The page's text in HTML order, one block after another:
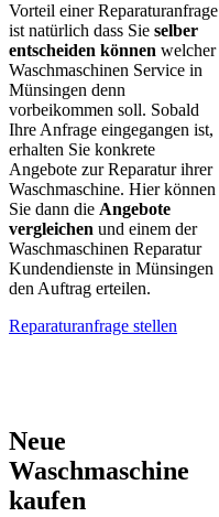
Vorteil einer Reparaturanfrage
ist natürlich dass Sie selber
entscheiden können welcher
Waschmaschinen Service in
Münsingen denn
vorbeikommen soll. Sobald
Ihre Anfrage eingegangen ist,
erhalten Sie konkrete
Angebote zur Reparatur ihrer
Waschmaschine. Hier können
Sie dann die Angebote
vergleichen und einem der
Waschmaschinen Reparatur
Kundendienste in Münsingen
den Auftrag erteilen.
Reparaturanfrage stellen
Neue
Waschmaschine
kaufen